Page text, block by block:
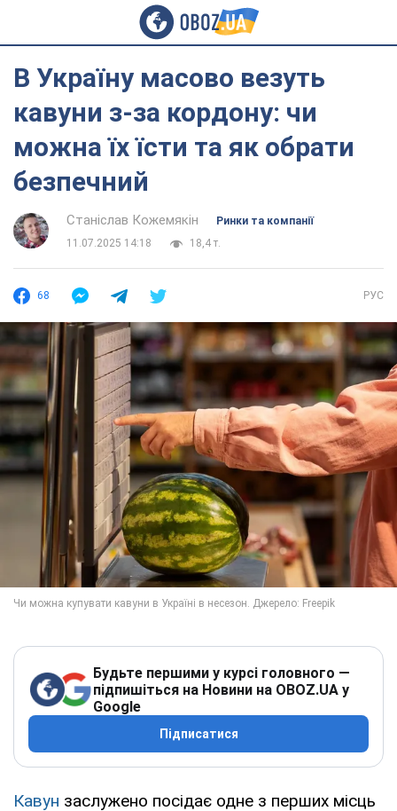
В Україну масово везуть
кавуни з-за кордону: чи
можна їх їсти та як обрати
безпечний
Станіслав Кожемякін
Ринки та компанії
11.07.2025 14:18
18,4 т.
68 РУС
Будьте першими у курсі головного —
підпишіться на Новини на OBOZ.UA у
Google
Підписатися
Кавун заслужено посідає одне з перших місць